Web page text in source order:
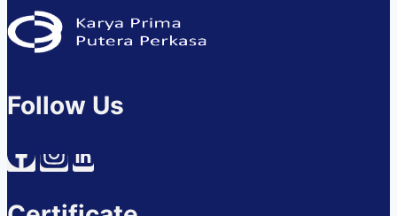
Follow Us